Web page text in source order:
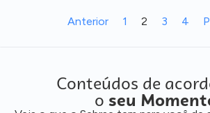
Anterior 1 2 3 4
Conteúdos de
o seu